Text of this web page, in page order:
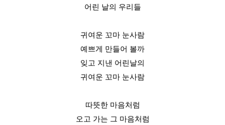
어린 날의 우리들
귀여운 꼬마 눈사람
예쁘게 만들어 볼까
잊고 지낸 어린날의
귀여운 꼬마 눈사람
따뜻한 마음처럼
오고 가는 그 마음처럼